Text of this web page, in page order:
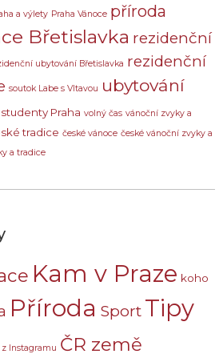
a výlety Praha Vánoce příroda
Břetislavka rezidenční
ubytování Břetislavka rezidenční
soutok Labe s Vltavou ubytování
Praha volný čas vánoční zvyky a
tradice české vánoce české vánoční zvyky a
a tradice
Kam v Praze koho
Příroda Sport Tipy
Instagramu ČR země